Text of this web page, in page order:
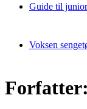
Guide til
Voksen
Forfatter: